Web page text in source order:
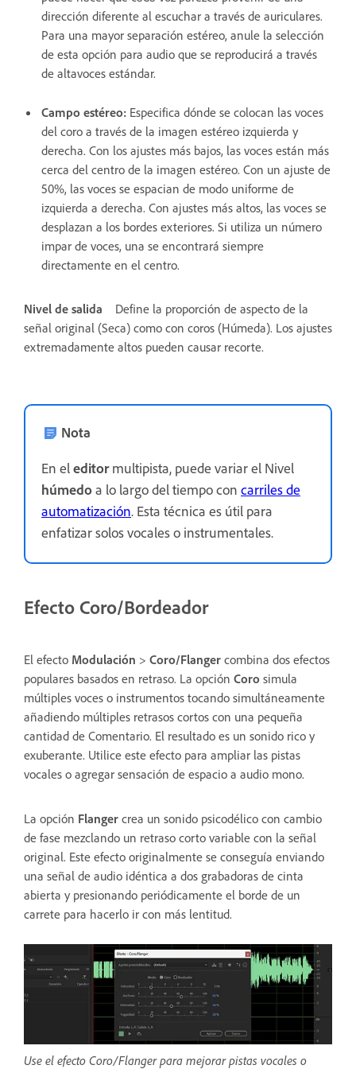
dirección diferente al escuchar a través de auriculares.
Para una mayor separación estéreo, anule la selección
de esta opción para audio que se reproducirá a través
de altavoces estándar.
Campo estéreo: Especifica dónde se colocan las voces
del coro a través de la imagen estéreo izquierda y
derecha. Con los ajustes más bajos, las voces están más
cerca del centro de la imagen estéreo. Con un ajuste de
50%, las voces se espacian de modo uniforme de
izquierda a derecha. Con ajustes más altos, las voces se
desplazan a los bordes exteriores. Si utiliza un número
impar de voces, una se encontrará siempre
directamente en el centro.
Nivel de salida
Define la proporción de aspecto de la
señal original (Seca) como con coros (Húmeda). Los ajustes
extremadamente altos pueden causar recorte.
Nota
En eleditormultipista, puede variar el Nivel
húmedoa lo largo del tiempo con carriles de
automatización. Esta técnica es útil para
enfatizar solos vocales o instrumentales.
Efecto Coro/Bordeador
El efecto Modulación > Coro/Flanger combina dos efectos
populares basados en retraso. La opción Coro simula
múltiples voces o instrumentos tocando simultáneamente
añadiendo múltiples retrasos cortos con una pequeña
cantidad de Comentario. El resultado es un sonido rico y
exuberante. Utilice este efecto para ampliar las pistas
vocales o agregar sensación de espacio a audio mono.
La opción Flanger crea un sonido psicodélico con cambio
de fase mezclando un retraso corto variable con la señal
original. Este efecto originalmente se conseguía enviando
una señal de audio idéntica a dos grabadoras de cinta
abierta y presionando periódicamente el borde de un
carrete para hacerlo ir con más lentitud.
Use el efecto Coro/Flanger para mejorar pistas vocales o